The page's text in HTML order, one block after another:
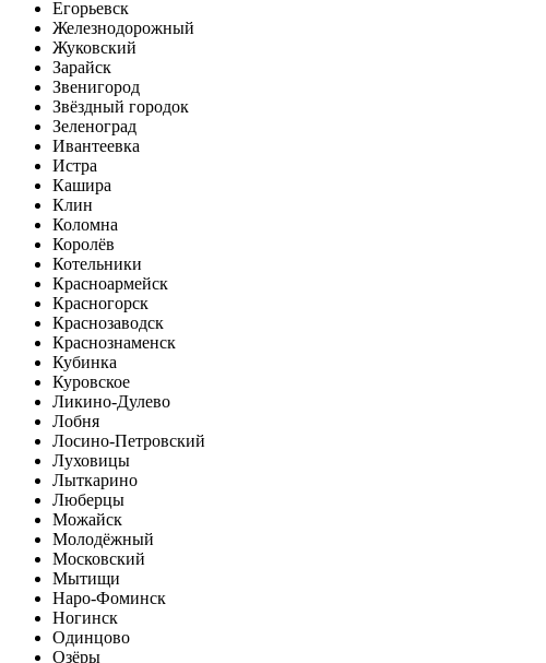
Егорьевск
Железнодорожный
Жуковский
Зарайск
Звенигород
Звёздный городок
Зеленоград
Ивантеевка
Истра
Кашира
Клин
Коломна
Королёв
Котельники
Красноармейск
Красногорск
Краснозаводск
Краснознаменск
Кубинка
Куровское
Ликино-Дулево
Лобня
Лосино-Петровский
Луховицы
Лыткарино
Люберцы
Можайск
Молодёжный
Московский
Мытищи
Наро-Фоминск
Ногинск
Одинцово
Озёры